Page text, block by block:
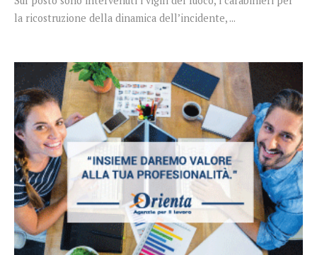
la ricostruzione della dinamica dell’incidente, ...